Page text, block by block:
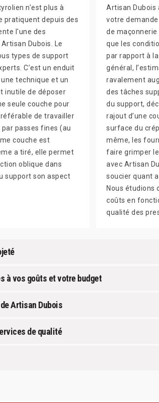
n'est plus à
pratiquent depuis des
l'une des
Dubois. Le
types de support
C’est un enduit
technique et un
inutile de déposer
seule couche pour
de travailler
passes fines (au
couche est
a tiré, elle permet
oblique dans
support son aspect
Artisan Dubois
votre
de maçonnerie
que les
par rapport à
général,
ravalement
des tâches
du support,
rajout d’une
surface du
même, les
faire grimper
avec Artisan
soucier quant
Nous étudions
coûts en
qualité des
à vos goûts et votre budget
Artisan Dubois
de qualité